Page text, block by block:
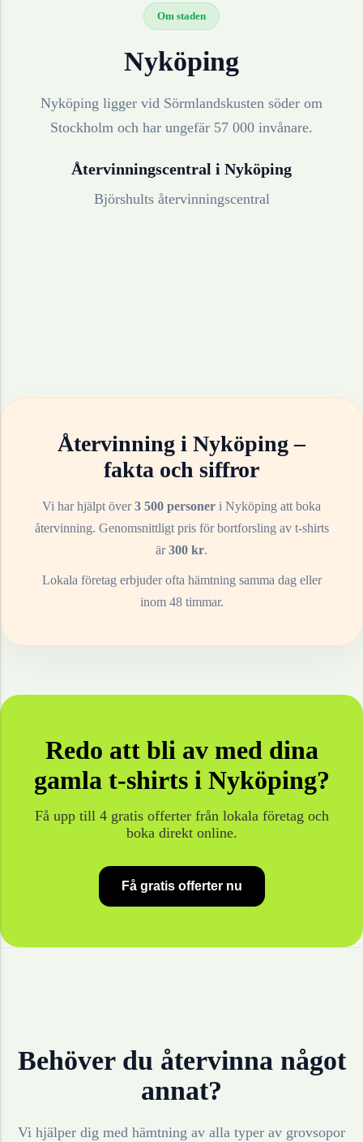
Om staden
Nyköping
Nyköping ligger vid Sörmlandskusten söder om
Stockholm och har ungefär 57 000 invånare.
Återvinningscentral i Nyköping
Björshults återvinningscentral
Återvinning i Nyköping–
fakta och siffror
Vi har hjälpt över3 500 personer i Nyköping att boka
återvinning. Genomsnittligt pris för bortforsling av t-shirts
är300 kr.
Lokala företag erbjuder ofta hämtning samma dag eller
inom 48 timmar.
Redo att bli av med dina
gamla t-shirtsi Nyköping?
Få upp till 4 gratis offerter från lokala företag och
boka direkt online.
Få gratis offerter nu
Behöver du återvinna något
annat?
Vi hjälper dig med hämtning av alla typer av grovsopor